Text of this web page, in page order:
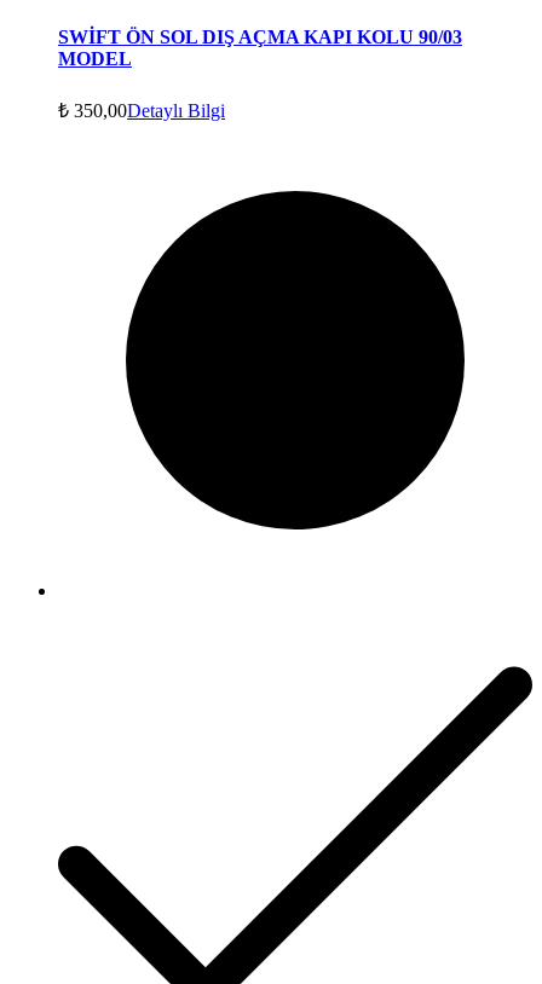
SWİFT ÖN SOL DIŞ AÇMA KAPI KOLU 90/03
MODEL
₺ 350,00Detaylı Bilgi